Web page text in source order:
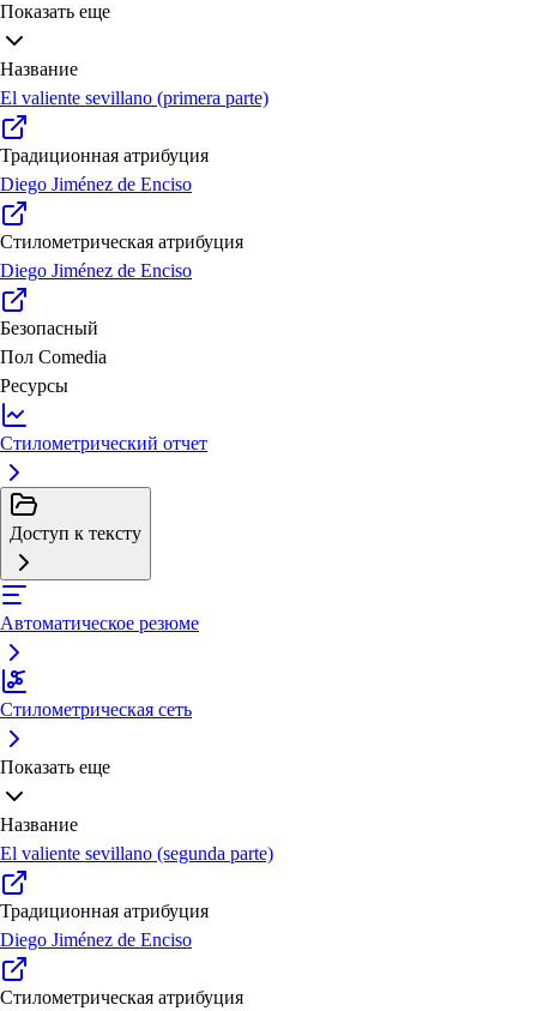
Показать еще
Название
El valiente sevillano (primera parte)
Традиционная атрибуция
Diego Jiménez de Enciso
Стилометрическая атрибуция
Diego Jiménez de Enciso
Безопасный
Пол Comedia
Ресурсы
Стилометрический отчет
Доступ к тексту
Автоматическое резюме
Стилометрическая сеть
Показать еще
Название
El valiente sevillano (segunda parte)
Традиционная атрибуция
Diego Jiménez de Enciso
Стилометрическая атрибуция